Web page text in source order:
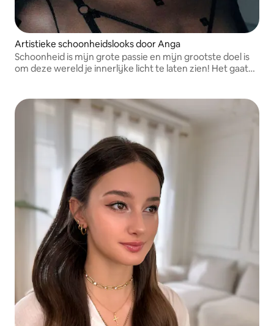
Artistieke schoonheidslooks door Anga
Schoonheid is mijn grote passie en mijn grootste doel is
om deze wereld je innerlijke licht te laten zien! Het gaat